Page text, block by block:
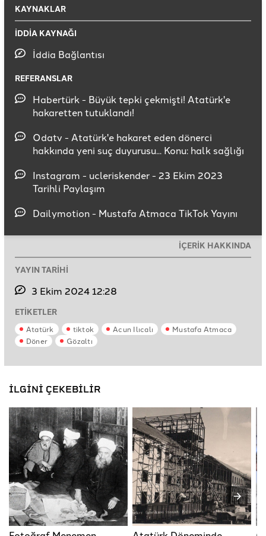
KAYNAKLAR
İDDİA KAYNAĞI
İddia Bağlantısı
REFERANSLAR
Habertürk - Büyük tepki çekmişti! Atatürk'e
hakaretten tutuklandı!
Odatv - Atatürk'e hakaret eden dönerci
hakkında yeni suç duyurusu... Konu: halk sağlığı
Instagram - ucleriskender - 23 Ekim 2023
Tarihli Paylaşım
Dailymotion - Mustafa Atmaca TikTok Yayını
İÇERİK HAKKINDA
YAYIN TARİHİ
3 Ekim 2024 12:28
ETİKETLER
Atatürk tiktok Acun Ilıcalı
Mustafa Atmaca
Döner
Gözaltı
İLGİNİ ÇEKEBİLİR